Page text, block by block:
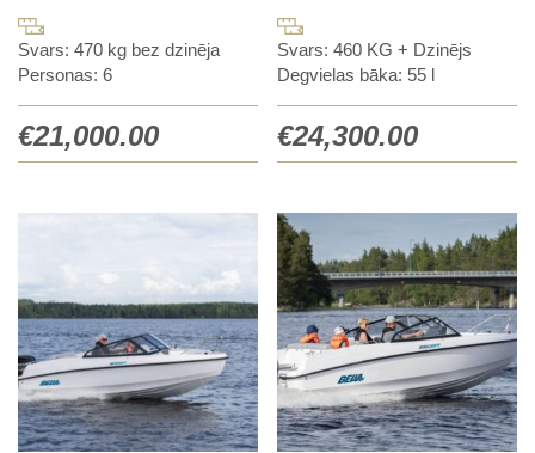
Svars: 470 kg bez dzinēja
Personas: 6
€21,000.00
Svars: 460 KG + Dzinējs
Degvielas bāka: 55 l
€24,300.00